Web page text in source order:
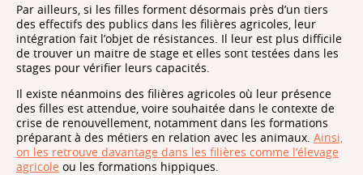
Par ailleurs, si les filles forment désormais près d’un tiers
des effectifs des publics dans les filières agricoles, leur
intégration fait l’objet de résistances. Il leur est plus difficile
de trouver un maitre de stage et elles sont testées dans les
stages pour vérifier leurs capacités.
Il existe néanmoins des filières agricoles où leur présence
des filles est attendue, voire souhaitée dans le contexte de
crise de renouvellement, notamment dans les formations
préparant à des métiers en relation avec les animaux. Ainsi,
on les retrouve davantage dans les filières comme l’élevage
agricole ou les formations hippiques.